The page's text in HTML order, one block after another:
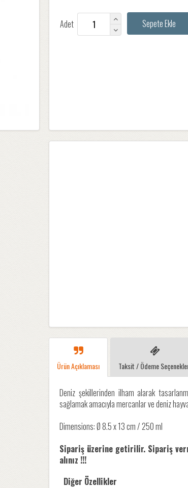
Adet
Ürün Açıklaması Taksit / Ödeme
Deniz şekillerinden ilham alarak
sağlamak amacıyla mercanlar ve deniz
Dimensions: Ø 8.5 x 13 cm / 250 ml
Sipariş üzerine getirilir. Sipariş
alınız !!!
Diğer Özellikler